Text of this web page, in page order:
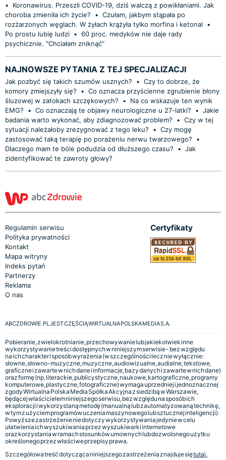
•
Koronawirus. Przeszli COVID-19, dziś walczą z powikłaniami. Jak
choroba zmieniła ich życie?
• Czułam, jakbym stąpała po
rozżarzonych węglach. W żyłach krążyła tylko morfina i ketonal
•
Po prostu lubię ludzi • 60 proc. medyków nie daje rady
psychicznie. "Chciałam zniknąć"
NAJNOWSZE PYTANIA Z TEJ SPECJALIZACJI
Jak pozbyć się takich szumów usznych? • Czy to dobrze, że
komory zmiejszyły się?
• Co oznacza przyścienne zgrubienie błony
śluzowej w zatokach szczękowych?
•
Na co wskazuje ten wynik
EMG?
• Co oznaczają te objawy neurologiczne u 27-latki? • Jakie
badania warto wykonać, aby zdiagnozować problem?
• Czy w tej
sytuacji należałoby zrezygnować z tego leku?
• Czy mogę
zastosować taką terapię po porażeniu nerwu twarzowego?
•
Dlaczego mam te bóle podudzia od dłuższego czasu?
• Jak
zidentyfikować te zawroty głowy?
Regulamin serwisu
Polityka prywatności
Kontakt
Mapa witryny
Indeks pytań
Partnerzy
Reklama
O nas
Certyfikaty
ABCZDROWIE.PL JEST CZĘŚCIĄ WIRTUALNA POLSKA MEDIA S.A.
Pobieranie, zwielokrotnianie, przechowywanie lub jakiekolwiek inne
wykorzystywanie treści dostępnych w niniejszym serwisie - bez względu
na ich charakter i sposób wyrażenia (w szczególności lecz nie wyłącznie:
słowne, słowno-muzyczne, muzyczne, audiowizualne, audialne, tekstowe,
graficzne i zawarte w nich dane i informacje, bazy danych i zawarte w nich dane)
oraz formę (np. literackie, publicystyczne, naukowe, kartograficzne, programy
komputerowe, plastyczne, fotograficzne) wymaga uprzedniej i jednoznacznej
zgody Wirtualna Polska Media Spółka Akcyjna z siedzibą w Warszawie,
będącej właścicielem niniejszego serwisu, bez względu na sposób ich
eksploracji i wykorzystaną metodę (manualną lub zautomatyzowaną technikę,
w tym z użyciem programów uczenia maszynowego lub sztucznej inteligencji).
Powyższe zastrzeżenie nie dotyczy wykorzystywania jedynie w celu
ułatwienia ich wyszukiwania przez wyszukiwarki internetowe
oraz korzystania w ramach stosunków umownych lub dozwolonego użytku
określonego przez właściwe przepisy prawa.
Szczegółowa treść dotycząca niniejszego zastrzeżenia znajduje siętutaj.